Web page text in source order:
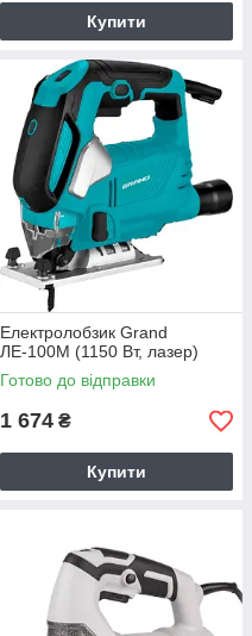
Купити
Електролобзик Grand
ЛЕ-100М (1150 Вт, лазер)
Готово до відправки
1 674 ₴
Купити